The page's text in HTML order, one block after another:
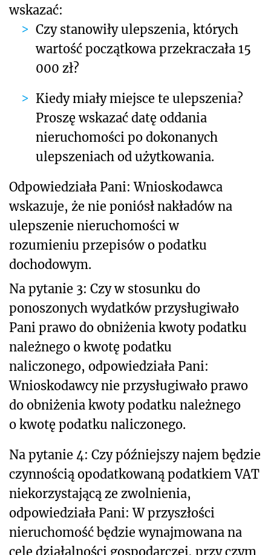
wskazać:
Czy stanowiły ulepszenia, których
wartość początkowa przekraczała 15
000 zł?
Kiedy miały miejsce te ulepszenia?
Proszę wskazać datę oddania
nieruchomości po dokonanych
ulepszeniach od użytkowania.
Odpowiedziała Pani: Wnioskodawca
wskazuje, że nie poniósł nakładów na
ulepszenie nieruchomości w
rozumieniu przepisów o podatku
dochodowym.
Na pytanie 3: Czy w stosunku do
ponoszonych wydatków przysługiwało
Pani prawo do obniżenia kwoty podatku
należnego o kwotę podatku
naliczonego, odpowiedziała Pani:
Wnioskodawcy nie przysługiwało prawo
do obniżenia kwoty podatku należnego
o kwotę podatku naliczonego.
Na pytanie 4: Czy późniejszy najem będzie
czynnością opodatkowaną podatkiem VAT
niekorzystającą ze zwolnienia,
odpowiedziała Pani: W przyszłości
nieruchomość będzie wynajmowana na
cele działalności gospodarczej, przy czym